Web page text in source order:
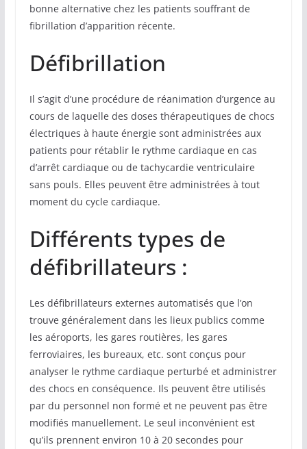
bonne alternative chez les patients souffrant de
fibrillation d’apparition récente.
Défibrillation
Il s’agit d’une procédure de réanimation d’urgence au
cours de laquelle des doses thérapeutiques de chocs
électriques à haute énergie sont administrées aux
patients pour rétablir le rythme cardiaque en cas
d’arrêt cardiaque ou de tachycardie ventriculaire
sans pouls. Elles peuvent être administrées à tout
moment du cycle cardiaque.
Différents types de
défibrillateurs :
Les défibrillateurs externes automatisés que l’on
trouve généralement dans les lieux publics comme
les aéroports, les gares routières, les gares
ferroviaires, les bureaux, etc. sont conçus pour
analyser le rythme cardiaque perturbé et administrer
des chocs en conséquence. Ils peuvent être utilisés
par du personnel non formé et ne peuvent pas être
modifiés manuellement. Le seul inconvénient est
qu’ils prennent environ 10 à 20 secondes pour